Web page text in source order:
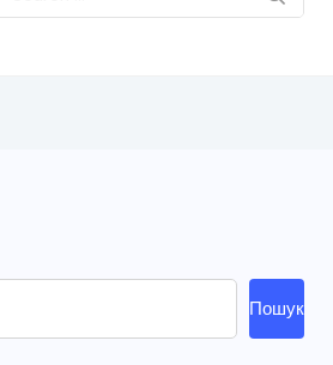
Пошук